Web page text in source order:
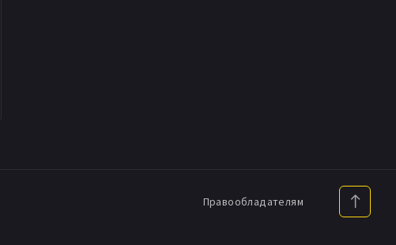
Правообладателям